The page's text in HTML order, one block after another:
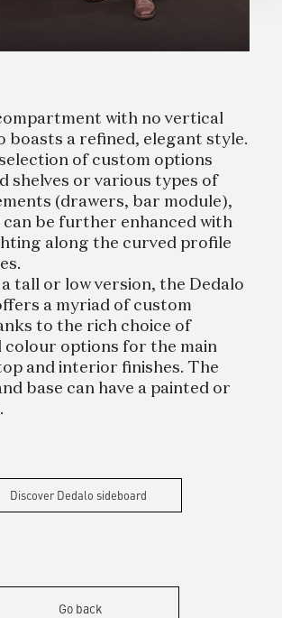
with no vertical
boasts a refined, elegant style.
of custom options
shelves or various types of
(drawers, bar module),
be further enhanced with
along the curved profile
tall or low version, the Dedalo
a myriad of custom
to the rich choice of
colour options for the main
and interior finishes. The
base can have a painted or
Discover Dedalo sideboard
Go back